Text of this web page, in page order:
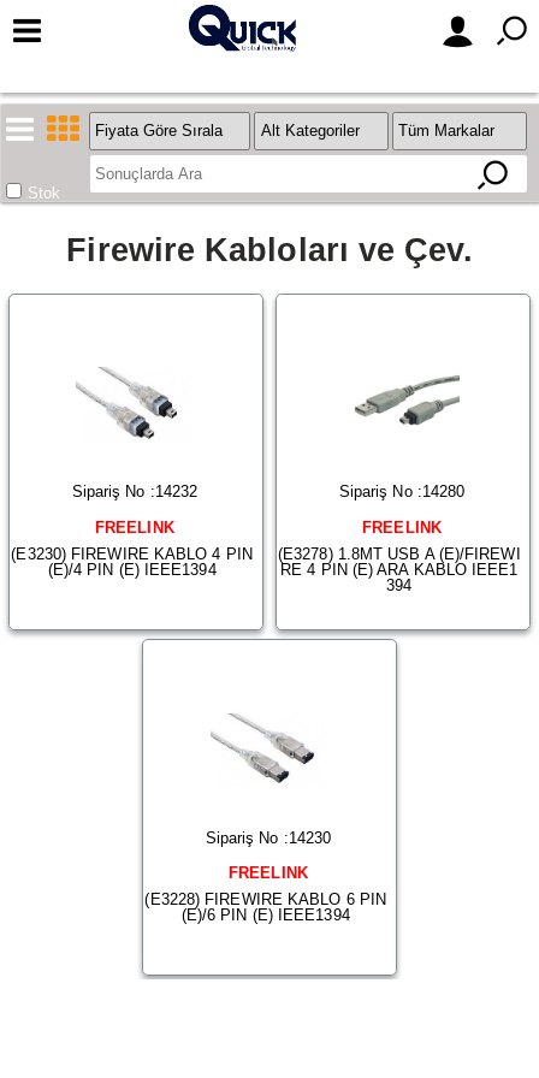
Stok
Firewire Kabloları ve Çev.
Sipariş No :14232
FREELINK
(E3230) FIREWIRE KABLO 4 PIN
(E)/4 PIN (E) IEEE1394
Sipariş No :14280
FREELINK
(E3278) 1.8MT USB A (E)/FIREWI
RE 4 PIN (E) ARA KABLO IEEE1
394
Sipariş No :14230
FREELINK
(E3228) FIREWIRE KABLO 6 PIN
(E)/6 PIN (E) IEEE1394